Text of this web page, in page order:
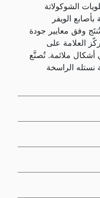
الشوكولاتة
الويفر
وفق معايير جودة
العلامة على
ملائمة. تُصنَّع
الراسخة